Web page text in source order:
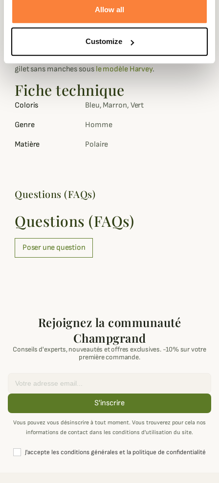
Allow all
Customize
d'extérieures ou comme doublure supplémentaire sous
Elle est disponible en plusieurs coloris et est déclinée en
gilet sans manches sous le modèle Harvey.
Fiche technique
Coloris Bleu, Marron, Vert
Genre Homme
Matière Polaire
Questions (FAQs)
Questions (FAQs)
Poser une question
Rejoignez la communauté
Champgrand
Conseils d'experts, nouveautés et offres exclusives. -10% sur votre
première commande.
S'inscrire
Vous pouvez vous désinscrire à tout moment. Vous trouverez pour cela nos
informations de contact dans les conditions d'utilisation du site.
J'accepte les conditions générales et la politique de confidentialité